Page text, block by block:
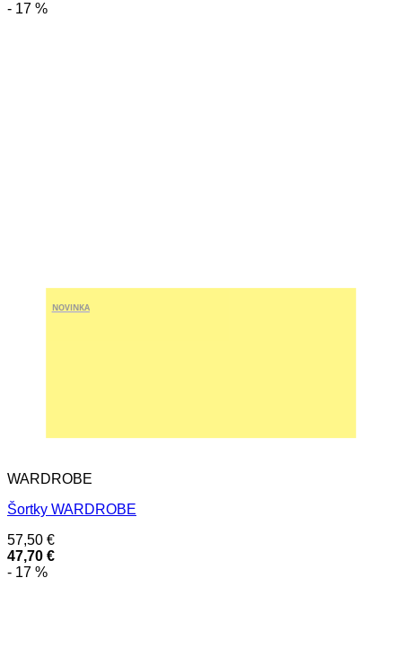
- 17 %
NOVINKA
WARDROBE
Šortky WARDROBE
57,50 €
47,70 €
- 17 %